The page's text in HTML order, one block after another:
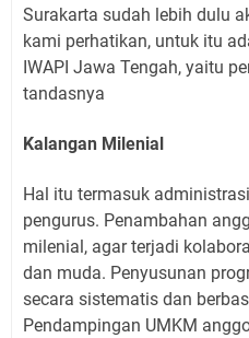
Surakarta sudah lebih dulu
kami perhatikan, untuk itu
IWAPI Jawa Tengah, yaitu
tandasnya
Kalangan Milenial
Hal itu termasuk
pengurus. Penambahan
milenial, agar terjadi
dan muda. Penyusunan
secara sistematis dan
Pendampingan UMKM